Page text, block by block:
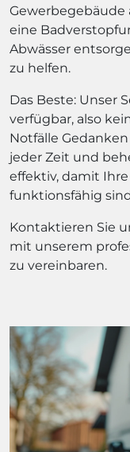
Gewerbegebäude
eine
Abwässer
zu helfen.
Das Beste: Unser
verfügbar, also
Notfälle
jeder Zeit und
effektiv, damit
funktionsfähig
Kontaktieren Sie
mit unserem
zu vereinbaren.